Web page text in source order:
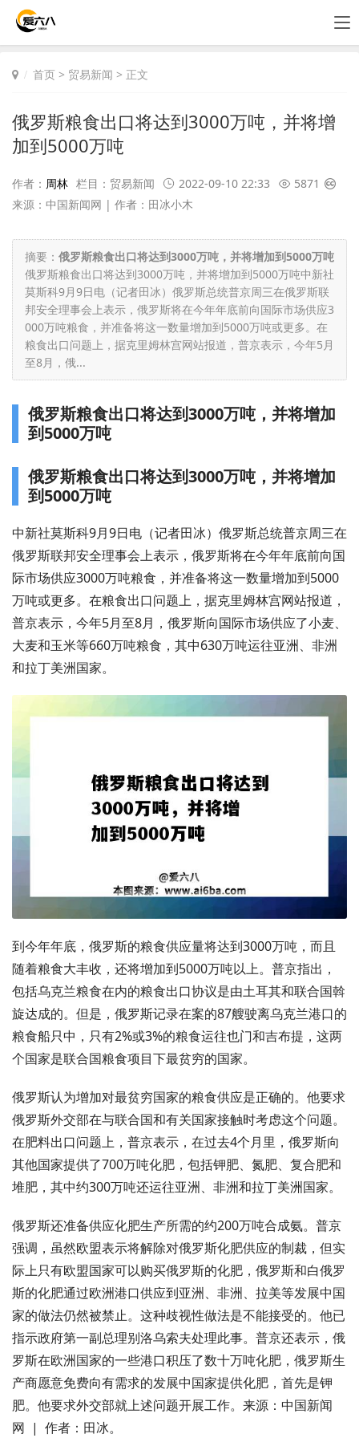
首页 > 贸易新闻 > 正文
俄罗斯粮食出口将达到3000万吨，并将增
加到5000万吨
作者： 周林 栏目： 贸易新闻 2022-09-10 22:33
5871
来源：中国新闻网 | 作者：田冰小木
摘要： 俄罗斯粮食出口将达到3000万吨，并将增加到5000万吨
俄罗斯粮食出口将达到3000万吨，并将增加到5000万吨中新社
莫斯科9月9日电（记者田冰）俄罗斯总统普京周三在俄罗斯联
邦安全理事会上表示，俄罗斯将在今年年底前向国际市场供应3
000万吨粮食，并准备将这一数量增加到5000万吨或更多。在
粮食出口问题上，据克里姆林宫网站报道，普京表示，今年5月
至8月，俄...
俄罗斯粮食出口将达到3000万吨，并将增加
到5000万吨
俄罗斯粮食出口将达到3000万吨，并将增加
到5000万吨
中新社莫斯科9月9日电（记者田冰）俄罗斯总统普京周三在
俄罗斯联邦安全理事会上表示，俄罗斯将在今年年底前向国
际市场供应3000万吨粮食，并准备将这一数量增加到5000
万吨或更多。在粮食出口问题上，据克里姆林宫网站报道，
普京表示，今年5月至8月，俄罗斯向国际市场供应了小麦、
大麦和玉米等660万吨粮食，其中630万吨运往亚洲、非洲
和拉丁美洲国家。
到今年年底，俄罗斯的粮食供应量将达到3000万吨，而且
随着粮食大丰收，还将增加到5000万吨以上。普京指出，
包括乌克兰粮食在内的粮食出口协议是由土耳其和联合国斡
旋达成的。但是，俄罗斯记录在案的87艘驶离乌克兰港口的
粮食船只中，只有2%或3%的粮食运往也门和吉布提，这两
个国家是联合国粮食项目下最贫穷的国家。
俄罗斯认为增加对最贫穷国家的粮食供应是正确的。他要求
俄罗斯外交部在与联合国和有关国家接触时考虑这个问题。
在肥料出口问题上，普京表示，在过去4个月里，俄罗斯向
其他国家提供了700万吨化肥，包括钾肥、氮肥、复合肥和
堆肥，其中约300万吨还运往亚洲、非洲和拉丁美洲国家。
俄罗斯还准备供应化肥生产所需的约200万吨合成氨。普京
强调，虽然欧盟表示将解除对俄罗斯化肥供应的制裁，但实
际上只有欧盟国家可以购买俄罗斯的化肥，俄罗斯和白俄罗
斯的化肥通过欧洲港口供应到亚洲、非洲、拉美等发展中国
家的做法仍然被禁止。这种歧视性做法是不能接受的。他已
指示政府第一副总理别洛乌索夫处理此事。普京还表示，俄
罗斯在欧洲国家的一些港口积压了数十万吨化肥，俄罗斯生
产商愿意免费向有需求的发展中国家提供化肥，首先是钾
肥。他要求外交部就上述问题开展工作。来源：中国新闻
网 | 作者：田冰。